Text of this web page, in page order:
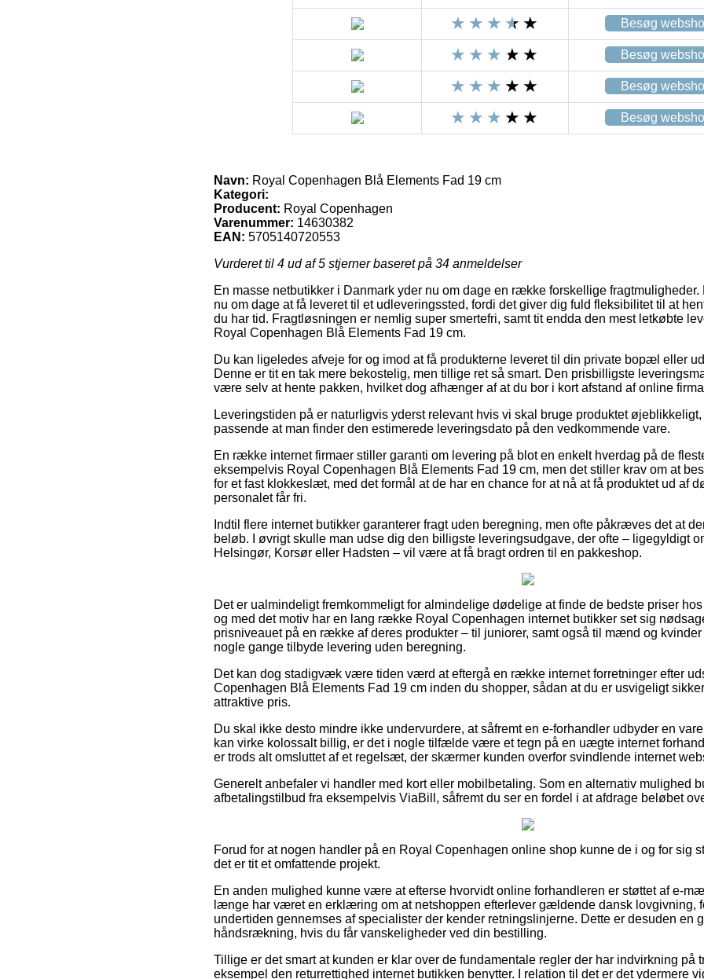
Besøg
Besøg
Besøg
Besøg
Navn: Royal Copenhagen Blå Elements Fad 19 cm
Kategori:
Producent: Royal Copenhagen
Varenummer: 14630382
EAN: 5705140720553
Vurderet til 4 ud af 5 stjerner baseret på 34 anmeldelser
En masse netbutikker i Danmark yder nu om dage en række forskellige
nu om dage at få leveret til et udleveringssted, fordi det giver dig fuld fleksibilitet til at
du har tid. Fragtløsningen er nemlig super smertefri, samt tit endda den mest letkøbte
Royal Copenhagen Blå Elements Fad 19 cm.
Du kan ligeledes afveje for og imod at få produkterne leveret til din private bopæl eller
Denne er tit en tak mere bekostelig, men tillige ret så smart. Den prisbilligste
være selv at hente pakken, hvilket dog afhænger af at du bor i kort afstand af online
Leveringstiden på er naturligvis yderst relevant hvis vi skal bruge produktet
passende at man finder den estimerede leveringsdato på den vedkommende vare.
En række internet firmaer stiller garanti om levering på blot en enkelt hverdag på de
eksempelvis Royal Copenhagen Blå Elements Fad 19 cm, men det stiller krav om at
for et fast klokkeslæt, med det formål at de har en chance for at nå at få produktet ud af
personalet får fri.
Indtil flere internet butikker garanterer fragt uden beregning, men ofte påkræves det at
beløb. I øvrigt skulle man udse dig den billigste leveringsudgave, der ofte – ligegyldigt
Helsingør, Korsør eller Hadsten – vil være at få bragt ordren til en pakkeshop.
Det er ualmindeligt fremkommeligt for almindelige dødelige at finde de bedste priser
og med det motiv har en lang række Royal Copenhagen internet butikker set sig
prisniveauet på en række af deres produkter – til juniorer, samt også til mænd og
nogle gange tilbyde levering uden beregning.
Det kan dog stadigvæk være tiden værd at eftergå en række internet forretninger efter
Copenhagen Blå Elements Fad 19 cm inden du shopper, sådan at du er usvigeligt
attraktive pris.
Du skal ikke desto mindre ikke undervurdere, at såfremt en e-forhandler udbyder en
kan virke kolossalt billig, er det i nogle tilfælde være et tegn på en uægte internet
er trods alt omsluttet af et regelsæt, der skærmer kunden overfor svindlende internet
Generelt anbefaler vi handler med kort eller mobilbetaling. Som en alternativ mulighed
afbetalingstilbud fra eksempelvis ViaBill, såfremt du ser en fordel i at afdrage beløbet
Forud for at nogen handler på en Royal Copenhagen online shop kunne de i og for sig
det er tit et omfattende projekt.
En anden mulighed kunne være at efterse hvorvidt online forhandleren er støttet af e-
længe har været en erklæring om at netshoppen efterlever gældende dansk lovgivning,
undertiden gennemses af specialister der kender retningslinjerne. Dette er desuden en
håndsrækning, hvis du får vanskeligheder ved din bestilling.
Tillige er det smart at kunden er klar over de fundamentale regler der har indvirkning på
eksempel den returrettighed internet butikken benytter. I relation til det er det ydermere